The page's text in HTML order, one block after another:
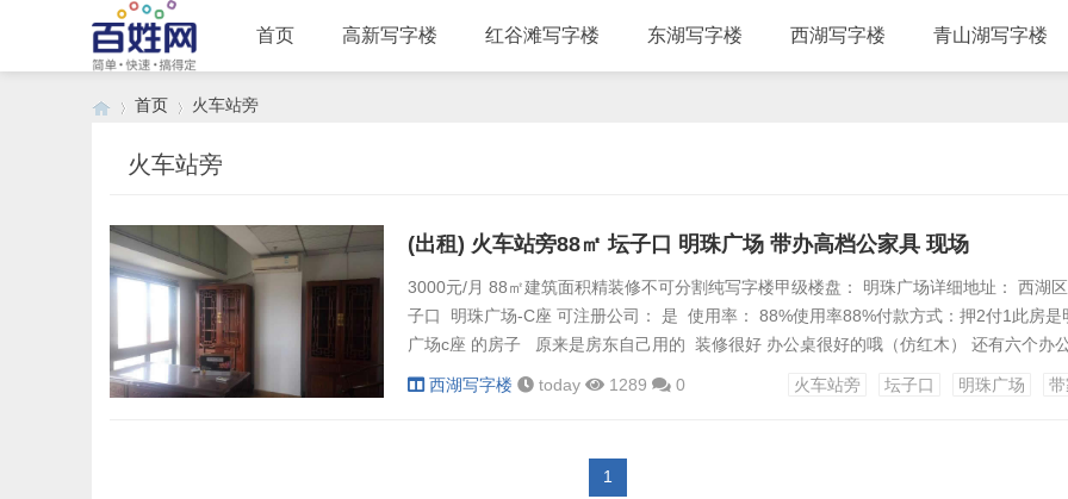
首页 高新写字楼 红谷滩写字楼 东湖写字楼 西湖写字楼 青山湖写字楼
首页 火车站旁
火车站旁
(出租) 火车站旁88㎡ 坛子口 明珠广场 带办高档公家具 现场
3000元/月 88㎡建筑面积精装修不可分割纯写字楼甲级楼盘： 明珠广场详细地址： 西湖
子口 明珠广场-C座 可注册公司： 是 使用率： 88%使用率88%付款方式：押2付1此房是
广场c座 的房子 原来是房东自己用的 装修很好 办公桌很好的哦（仿红木） 还有六个办
文件柜等办公设施 装修很好 应该是明珠广场配置*全 拎包办公 现场图片 现场图片 ...
西湖写字楼 today 1289 0 火车站旁 坛子口 明珠广场
1